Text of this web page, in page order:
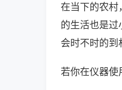
在当下的农村
的生活也是
会时不时的到
若你在仪器使